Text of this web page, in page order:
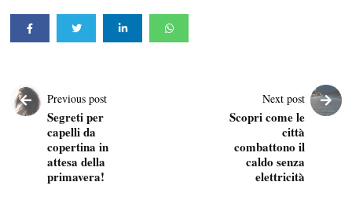
Previous post
Segreti per
capelli da
copertina in
attesa della
primavera!
Next post
Scopri come le
città
combattono il
caldo senza
elettricità